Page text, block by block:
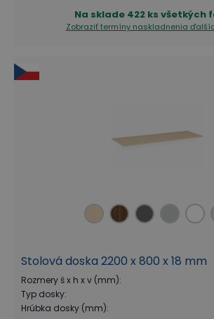
Na sklade 422 ks všetkých
Zobraziť termíny naskladnenia
Stolová doska 2200 x 800 x 18 mm
Rozmery š x h x v (mm):
Typ dosky:
Hrúbka dosky (mm):